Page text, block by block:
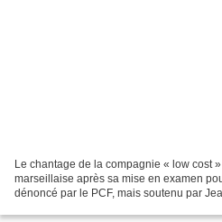
Le chantage de la compagnie « low cost
marseillaise après sa mise en examen
dénoncé par le PCF, mais soutenu par